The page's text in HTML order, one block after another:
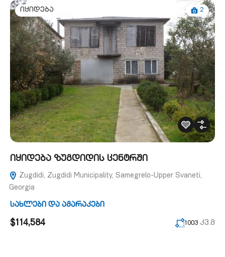
იყიდება 2
იყიდება ზუგდიდის ცენტრში
Zugdidi, Zugdidi Municipality, Samegrelo-Upper Svaneti,
Georgia
სახლები და აგარაკები
$114,584 1003 კვ.მ